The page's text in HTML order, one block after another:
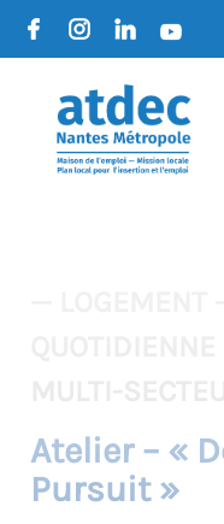
Atelier – «
Pursuit »